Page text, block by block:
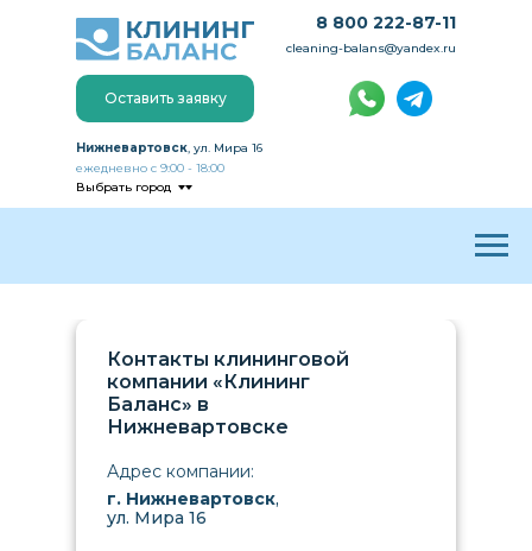
Оставить заявку
Выбрать город
8 800 222-87-11
Нижневартовск, ул. Мира 16
cleaning-balans@yandex.ru
ежедневно с 9:00 - 18:00
г. Нижневартовск,
ул. Мира 16
Адрес компании:
Контакты клининговой
компании «Клининг
Баланс» в
Нижневартовске